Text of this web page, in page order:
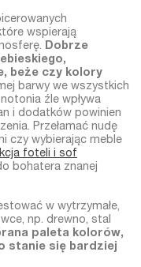
wspierają
Dobrze
beże czy kolory
barwy we wszystkich
źle wpływa
i dodatków powinien
Przełamać nudę
czy wybierając meble
foteli i sof
bohatera znanej
w wytrzymałe,
np. drewno, stal
paleta kolorów,
stanie się bardziej